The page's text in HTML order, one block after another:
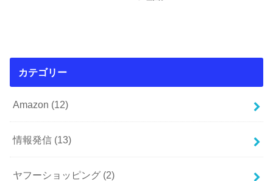
カテゴリー
Amazon (12)
情報発信 (13)
ヤフーショッピング (2)